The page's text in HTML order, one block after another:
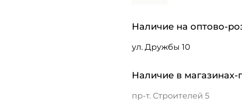
Наличие на оптово-
ул. Дружбы 10
Наличие в магазинах-
пр-т. Строителей 5